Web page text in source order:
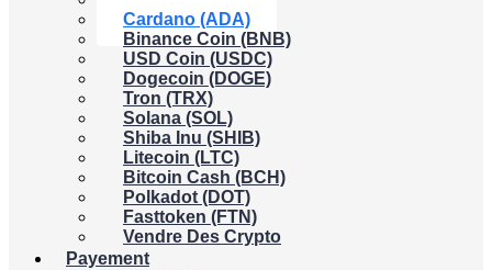
Cardano (ADA)
Binance Coin (BNB)
USD Coin (USDC)
Dogecoin (DOGE)
Tron (TRX)
Solana (SOL)
Shiba Inu (SHIB)
Litecoin (LTC)
Bitcoin Cash (BCH)
Polkadot (DOT)
Fasttoken (FTN)
Vendre Des Crypto
Payement